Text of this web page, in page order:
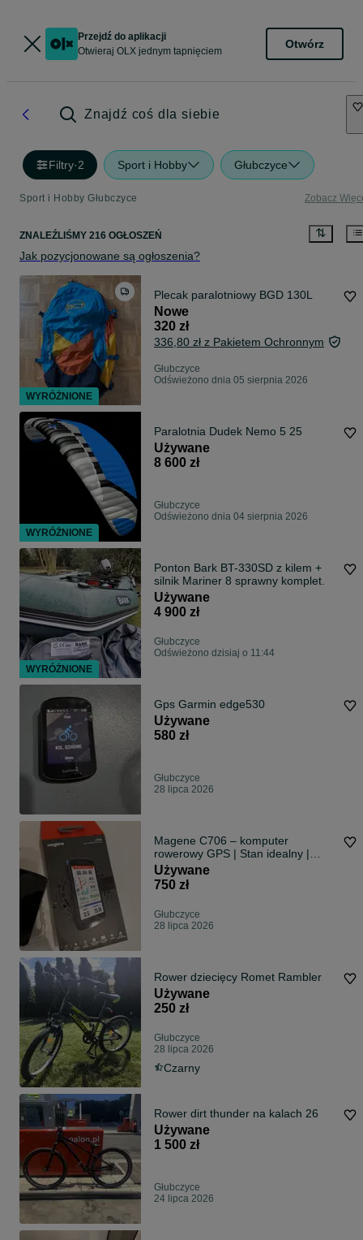
Przejdź do aplikacji
Otwieraj OLX jednym tapnięciem
Otwórz
Znajdź coś dla siebie
Filtry·2 Sport i Hobby Głubczyce
Sport i Hobby Głubczyce Zobacz
ZNALEŹLIŚMY 216 OGŁOSZEŃ
Jak pozycjonowane są ogłoszenia?
Plecak paralotniowy BGD 130L
Nowe
320 zł
336,80 zł z Pakietem Ochronnym
Głubczyce
Odświeżono dnia 05 sierpnia 2026
Paralotnia Dudek Nemo 5 25
Używane
8 600 zł
Głubczyce
Odświeżono dnia 04 sierpnia 2026
Ponton Bark BT-330SD z kilem +
silnik Mariner 8 sprawny komplet.
Używane
4 900 zł
Głubczyce
Odświeżono dzisiaj o 11:44
Gps Garmin edge530
Używane
580 zł
Głubczyce
28 lipca 2026
Magene C706 – komputer
rowerowy GPS | Stan idealny |
Przebieg tylko 40 km
Używane
750 zł
Głubczyce
28 lipca 2026
Rower dziecięcy Romet Rambler
Używane
250 zł
Głubczyce
28 lipca 2026
Czarny
Rower dirt thunder na kalach 26
Używane
1 500 zł
Głubczyce
24 lipca 2026
WYRÓŻNIONE
WYRÓŻNIONE
WYRÓŻNIONE